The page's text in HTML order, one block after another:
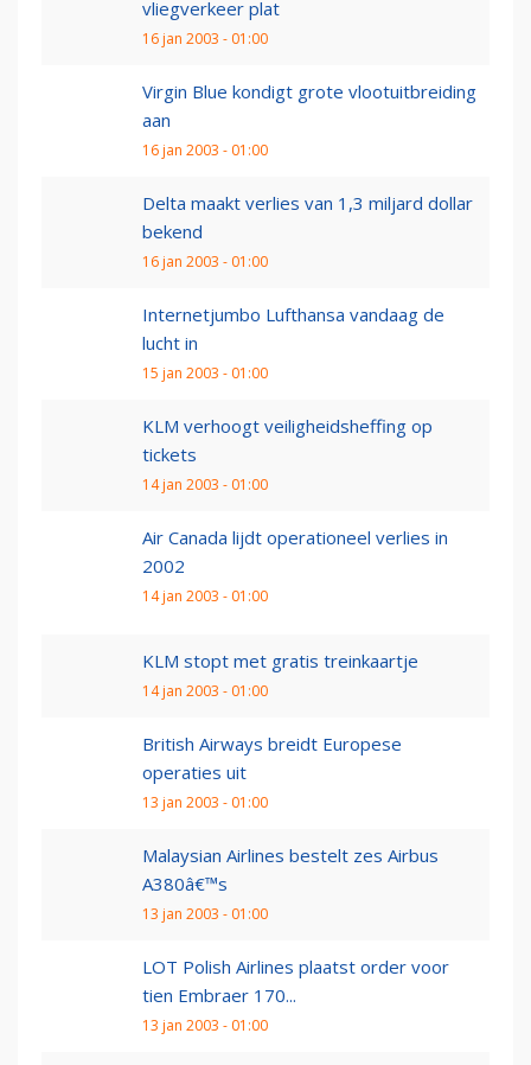
vliegverkeer plat
16 jan 2003 - 01:00
Virgin Blue kondigt grote vlootuitbreiding
aan
16 jan 2003 - 01:00
Delta maakt verlies van 1,3 miljard dollar
bekend
16 jan 2003 - 01:00
Internetjumbo Lufthansa vandaag de
lucht in
15 jan 2003 - 01:00
KLM verhoogt veiligheidsheffing op
tickets
14 jan 2003 - 01:00
Air Canada lijdt operationeel verlies in
2002
14 jan 2003 - 01:00
KLM stopt met gratis treinkaartje
14 jan 2003 - 01:00
British Airways breidt Europese
operaties uit
13 jan 2003 - 01:00
Malaysian Airlines bestelt zes Airbus
A380â€™s
13 jan 2003 - 01:00
LOT Polish Airlines plaatst order voor
tien Embraer 170...
13 jan 2003 - 01:00